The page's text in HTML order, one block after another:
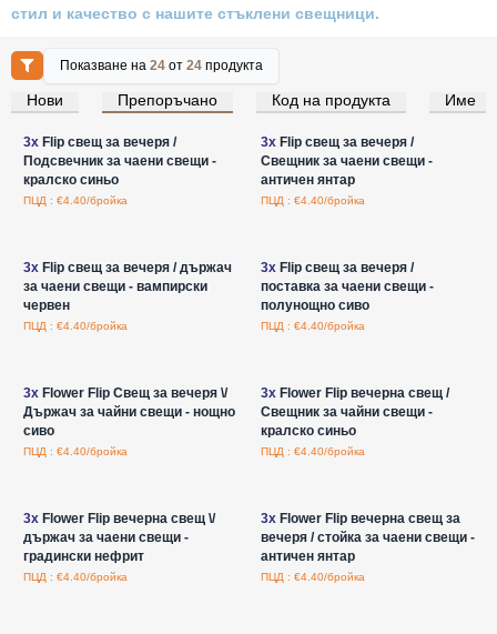
стил и качество с нашите стъклени свещници.
Показване на24 от24 продукта
Нови Препоръчано Код на продукта Име
Влезте за цени на едро
3xFlip свещ за вечеря /
Подсвечник за чаени свещи -
кралско синьо
ПЦД : €4.40/бройка
Влезте за цени на едро
3xFlip свещ за вечеря /
Свещник за чаени свещи -
античен янтар
ПЦД : €4.40/бройка
3xFlip свещ за вечеря / държач
за чаени свещи - вампирски
червен
ПЦД : €4.40/бройка
3xFlip свещ за вечеря /
поставка за чаени свещи -
полунощно сиво
ПЦД : €4.40/бройка
3xFlower Flip Свещ за вечеря \/
Държач за чайни свещи - нощно
сиво
ПЦД : €4.40/бройка
3xFlower Flip вечерна свещ /
Свещник за чайни свещи -
кралско синьо
ПЦД : €4.40/бройка
3xFlower Flip вечерна свещ \/
държач за чаени свещи -
градински нефрит
ПЦД : €4.40/бройка
3xFlower Flip вечерна свещ за
вечеря / стойка за чаени свещи -
античен янтар
ПЦД : €4.40/бройка